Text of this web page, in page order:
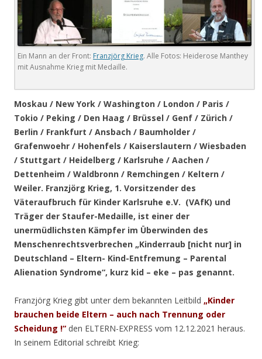
Ein Mann an der Front: Franzjörg Krieg. Alle Fotos: Heiderose Manthey
mit Ausnahme Krieg mit Medaille.
Moskau / New York / Washington / London / Paris /
Tokio / Peking / Den Haag / Brüssel / Genf / Zürich /
Berlin / Frankfurt / Ansbach / Baumholder /
Grafenwoehr / Hohenfels / Kaiserslautern / Wiesbaden
/ Stuttgart / Heidelberg / Karlsruhe / Aachen /
Dettenheim / Waldbronn / Remchingen / Keltern /
Weiler. Franzjörg Krieg, 1. Vorsitzender des
Väteraufbruch für Kinder Karlsruhe e.V. (VAfK) und
Träger der Staufer-Medaille, ist einer der
unermüdlichsten Kämpfer im Überwinden des
Menschenrechtsverbrechen „Kinderraub [nicht nur] in
Deutschland – Eltern- Kind-Entfremung – Parental
Alienation Syndrome“, kurz kid – eke – pas genannt.
Franzjörg Krieg gibt unter dem bekannten Leitbild „Kinder
brauchen beide Eltern – auch nach Trennung oder
Scheidung !“ den ELTERN-EXPRESS vom 12.12.2021 heraus.
In seinem Editorial schreibt Krieg: